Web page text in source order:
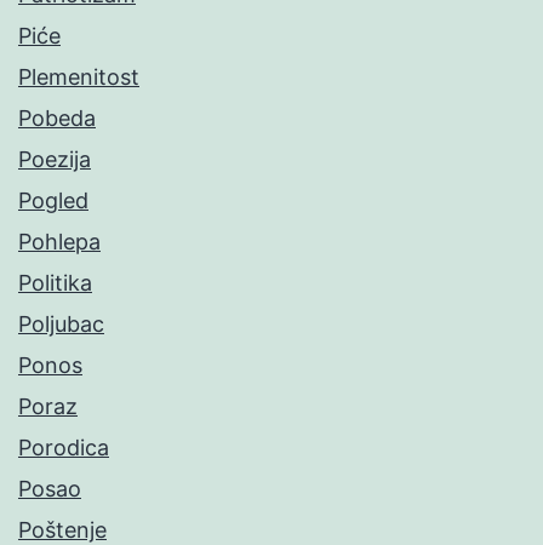
Piće
Plemenitost
Pobeda
Poezija
Pogled
Pohlepa
Politika
Poljubac
Ponos
Poraz
Porodica
Posao
Poštenje